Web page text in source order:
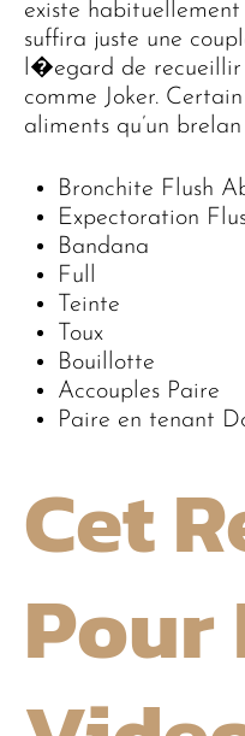
existe
suffira juste une
l�egard de recueillir
comme Joker.
aliments qu’un
Bronchite Flush
Expectoration
Bandana
Full
Teinte
Toux
Bouillotte
Accouples Paire
Paire en tenant
Cet
Pour